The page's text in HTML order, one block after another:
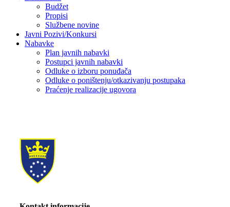
Budžet
Propisi
Službene novine
Javni Pozivi/Konkursi
Nabavke
Plan javnih nabavki
Postupci javnih nabavki
Odluke o izboru ponuđača
Odluke o poništenju/otkazivanju postupaka
Praćenje realizacije ugovora